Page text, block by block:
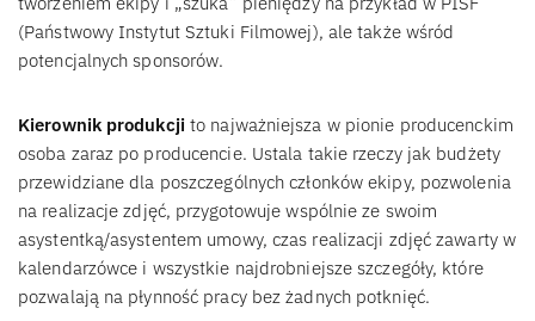
(Państwowy Instytut Sztuki Filmowej), ale także wśród
potencjalnych sponsorów.
Kierownik produkcji to najważniejsza w pionie producenckim
osoba zaraz po producencie. Ustala takie rzeczy jak budżety
przewidziane dla poszczególnych członków ekipy, pozwolenia
na realizacje zdjęć, przygotowuje wspólnie ze swoim
asystentką/asystentem umowy, czas realizacji zdjęć zawarty w
kalendarzówce i wszystkie najdrobniejsze szczegóły, które
pozwalają na płynność pracy bez żadnych potknięć.